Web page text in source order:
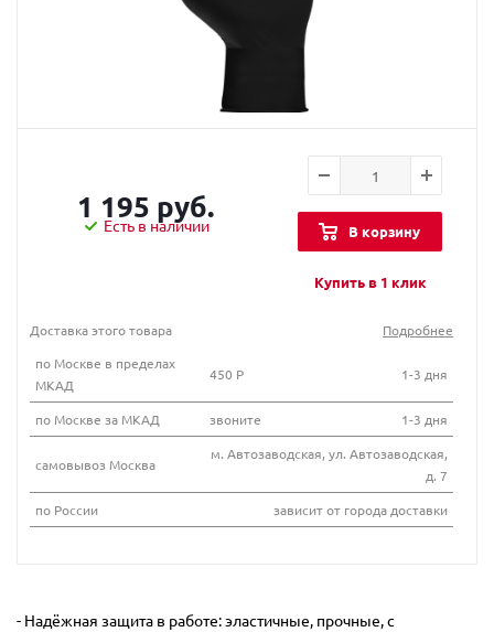
1 195 руб.
Есть в наличии В корзину
Купить в 1 клик
Доставка этого товара
Подробнее
по Москве в пределах
МКАД
450 Р 1-3 дня
по Москве за МКАД звоните 1-3 дня
самовывоз Москва
м. Автозаводская, ул. Автозаводская,
д. 7
по России
зависит от города доставки
- Надёжная защита в работе: эластичные, прочные, с